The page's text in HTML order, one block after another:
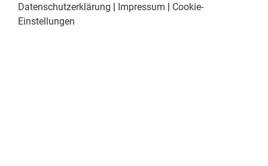
Datenschutzerklärung | Impressum | Cookie-
Einstellungen